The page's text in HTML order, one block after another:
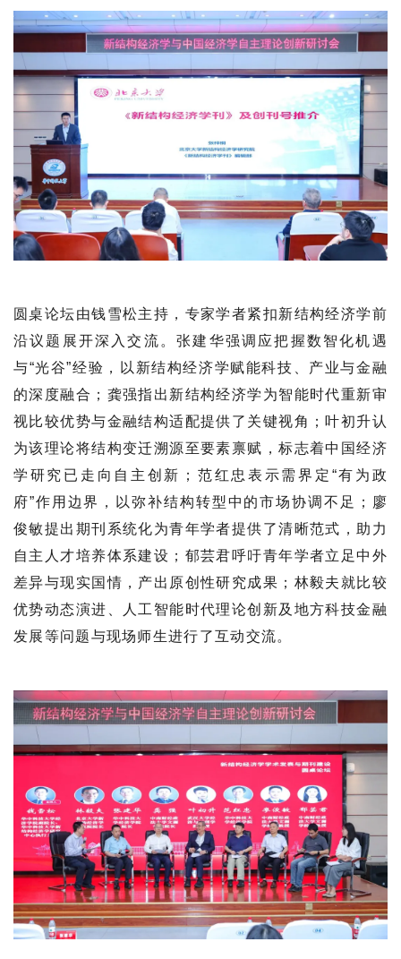
圆桌论坛由钱雪松主持，专家学者紧扣新结构经济学前
沿议题展开深入交流。张建华强调应把握数智化机遇
与“光谷”经验，以新结构经济学赋能科技、产业与金融
的深度融合；龚强指出新结构经济学为智能时代重新审
视比较优势与金融结构适配提供了关键视角；叶初升认
为该理论将结构变迁溯源至要素禀赋，标志着中国经济
学研究已走向自主创新；范红忠表示需界定“有为政
府”作用边界，以弥补结构转型中的市场协调不足；廖
俊敏提出期刊系统化为青年学者提供了清晰范式，助力
自主人才培养体系建设；郁芸君呼吁青年学者立足中外
差异与现实国情，产出原创性研究成果；林毅夫就比较
优势动态演进、人工智能时代理论创新及地方科技金融
发展等问题与现场师生进行了互动交流。